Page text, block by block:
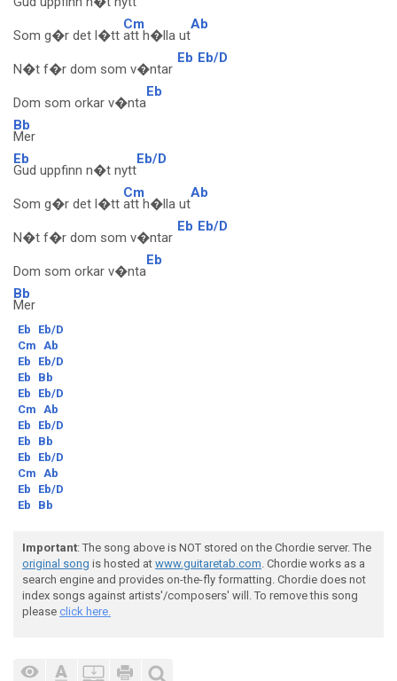
Som g�r det l�tt
Cm
att h�lla ut
Ab
N�t f�r dom som v�ntar
Eb Eb/D
Dom som orkar v�nta
Eb
Bb
Mer
Eb
Gud uppfinn n�t nytt
Eb/D
Som g�r det l�tt
Cm
att h�lla ut
Ab
N�t f�r dom som v�ntar
Eb Eb/D
Dom som orkar v�nta
Eb
Bb
Mer
Eb
Eb/D
Cm Ab
Eb
Eb/D
Eb
Bb
Eb
Eb/D
Cm Ab
Eb
Eb/D
Eb
Bb
Eb
Eb/D
Cm Ab
Eb
Eb/D
Eb
Bb
Important: The song above is NOT stored on the Chordie server. The
original song is hosted at www.guitaretab.com. Chordie works as a
search engine and provides on-the-fly formatting. Chordie does not
index songs against artists'/composers' will. To remove this song
please click here.